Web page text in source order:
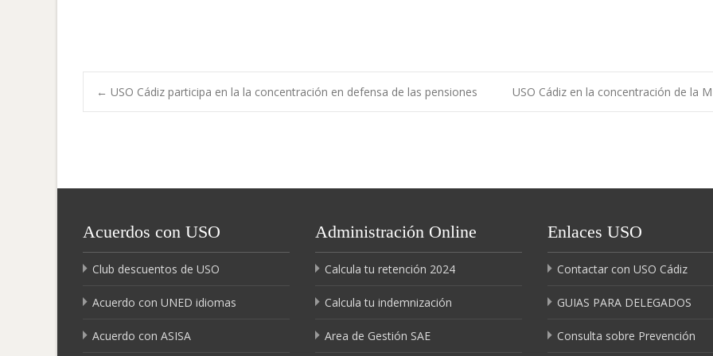
Navegación
← USO Cádiz participa en la la concentración en defensa de las pensiones USO Cádiz en la concentración de la
Acuerdos con USO
Club descuentos de USO
Acuerdo con UNED idiomas
Acuerdo con ASISA
Administración Online
Calcula tu retención 2024
Calcula tu indemnización
Area de Gestión SAE
Enlaces USO
Contactar con USO Cádiz
GUIAS PARA DELEGADOS
Consulta sobre Prevención